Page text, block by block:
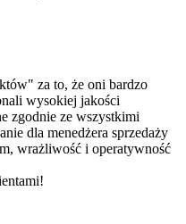
za to, że oni bardzo
wysokiej jakości
zgodnie ze wszystkimi
dla menedżera sprzedaży
wrażliwość i operatywność